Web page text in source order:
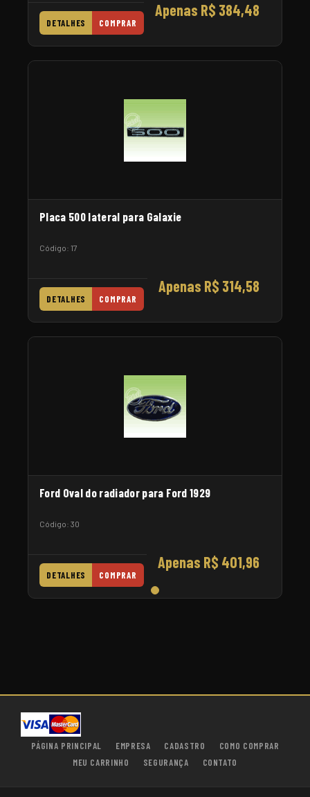
Apenas R$ 384,48
DETALHES COMPRAR
Placa 500 lateral para Galaxie
Código: 17
Apenas R$ 314,58
DETALHES COMPRAR
Ford Oval do radiador para Ford 1929
Código: 30
Apenas R$ 401,96
DETALHES COMPRAR
PÁGINA PRINCIPAL EMPRESA CADASTRO
COMO COMPRAR
MEU CARRINHO
SEGURANÇA CONTATO